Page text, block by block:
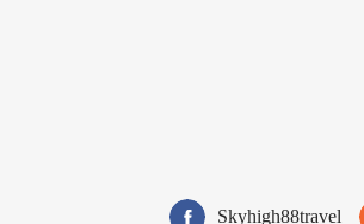
Skyhigh88travel